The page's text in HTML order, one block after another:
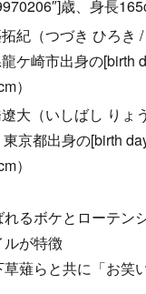
歳、身長
拓紀（つづき ひろき
ケ崎市出身の[birth
）
遼大（いしばし りょ
京都出身の[birth
）
るボケとローテン
が特徴
薙らと共に「お笑